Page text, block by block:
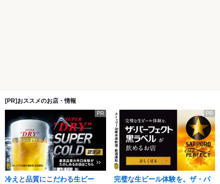
[PR]おススメのお店・情報
PR
冷えと品質にこだわる生ビー
PR
完璧な生ビール体験を。ザ・パ